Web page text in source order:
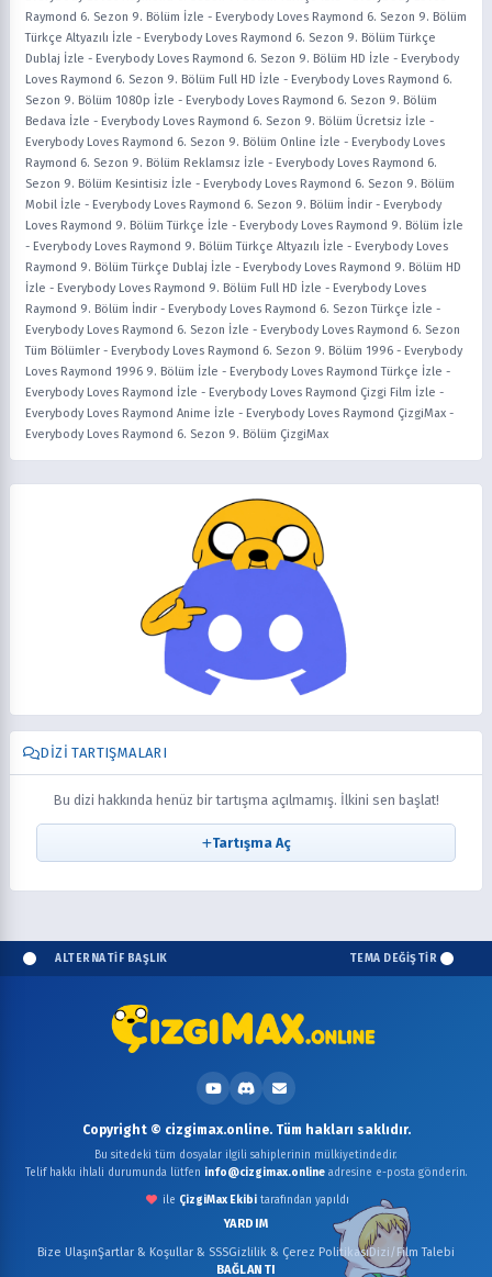
Raymond 6. Sezon 9. Bölüm İzle - Everybody Loves Raymond 6. Sezon 9. Bölüm
Türkçe Altyazılı İzle - Everybody Loves Raymond 6. Sezon 9. Bölüm Türkçe
Dublaj İzle - Everybody Loves Raymond 6. Sezon 9. Bölüm HD İzle - Everybody
Loves Raymond 6. Sezon 9. Bölüm Full HD İzle - Everybody Loves Raymond 6.
Sezon 9. Bölüm 1080p İzle - Everybody Loves Raymond 6. Sezon 9. Bölüm
Bedava İzle - Everybody Loves Raymond 6. Sezon 9. Bölüm Ücretsiz İzle -
Everybody Loves Raymond 6. Sezon 9. Bölüm Online İzle - Everybody Loves
Raymond 6. Sezon 9. Bölüm Reklamsız İzle - Everybody Loves Raymond 6.
Sezon 9. Bölüm Kesintisiz İzle - Everybody Loves Raymond 6. Sezon 9. Bölüm
Mobil İzle - Everybody Loves Raymond 6. Sezon 9. Bölüm İndir - Everybody
Loves Raymond 9. Bölüm Türkçe İzle - Everybody Loves Raymond 9. Bölüm İzle
- Everybody Loves Raymond 9. Bölüm Türkçe Altyazılı İzle - Everybody Loves
Raymond 9. Bölüm Türkçe Dublaj İzle - Everybody Loves Raymond 9. Bölüm HD
İzle - Everybody Loves Raymond 9. Bölüm Full HD İzle - Everybody Loves
Raymond 9. Bölüm İndir - Everybody Loves Raymond 6. Sezon Türkçe İzle -
Everybody Loves Raymond 6. Sezon İzle - Everybody Loves Raymond 6. Sezon
Tüm Bölümler - Everybody Loves Raymond 6. Sezon 9. Bölüm 1996 - Everybody
Loves Raymond 1996 9. Bölüm İzle - Everybody Loves Raymond Türkçe İzle -
Everybody Loves Raymond İzle - Everybody Loves Raymond Çizgi Film İzle -
Everybody Loves Raymond Anime İzle - Everybody Loves Raymond ÇizgiMax -
Everybody Loves Raymond 6. Sezon 9. Bölüm ÇizgiMax
DIZI TARTIŞMALARI
Bu dizi hakkında henüz bir tartışma açılmamış. İlkini sen başlat!
Tartışma Aç
ALTERNATİF BAŞLIK TEMA DEĞİŞTİR
YARDIM
Bize UlaşınŞartlar & Koşullar & SSSGizlilik & Çerez Politikası Dizi/Film Talebi
BAĞLANTI
Copyright © cizgimax.online. Tüm hakları saklıdır.
Bu sitedeki tüm dosyalar ilgili sahiplerinin mülkiyetindedir.
Telif hakkı ihlali durumunda lütfen info@cizgimax.onlineadresine e-posta gönderin.
ile ÇizgiMax Ekibitarafından yapıldı